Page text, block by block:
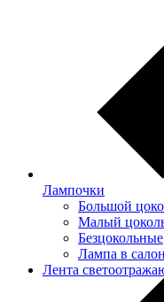
Лампочки
Большой
Малый
Безцокольные
Лампа в
Лента